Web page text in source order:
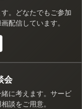
。どなたでもご参加
配信しています。
会
に考えます。サービ
談をご用意。